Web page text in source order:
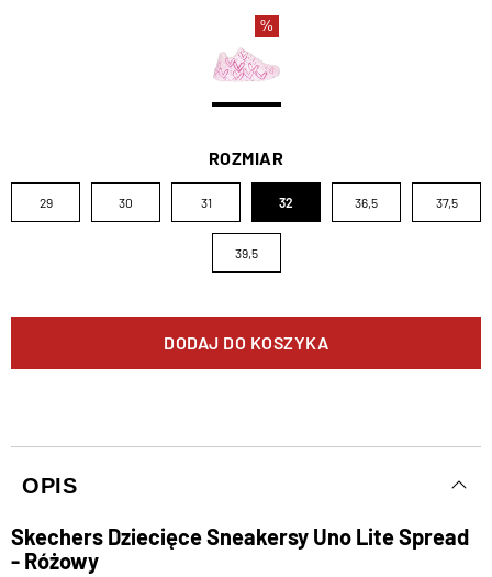
%
ROZMIAR
29 30 31 32 36,5 37,5
39,5
DODAJ DO KOSZYKA
OPIS
Skechers Dziecięce Sneakersy Uno Lite Spread
- Różowy